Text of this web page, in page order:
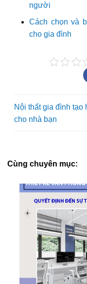
người
Cách chọn và
cho gia đình
Nội thất gia đình tạo
cho nhà bạn
Cùng chuyên mục: